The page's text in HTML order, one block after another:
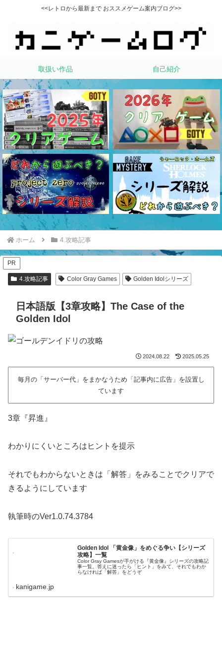
<<レトロから最新まで おススメゲーム案内ブログ>>
取扱い作品 自己紹介
ホーム 4.攻略記事
PR
4.攻略記事 Color Gray Games Golden Idolシリーズ
日本語版【3章攻略】The Case of the
Golden Idol
2024.08.22 2025.05.25
毎月の「サーバー代」をまかなうため「記事内に広告」を設置し
ています
3章『昇進』
わかりにくいところはヒントを提示
それでもわからないときは「解答」をみることでクリアで
きるようにしています
執筆時のVer1.0.74.3784
Golden Idol 「黄金像」をめぐる争い【シリーズ
攻略】一覧
Color Gray Gamesが手がける『黄金像』シリーズの攻略記
事一覧。答えに迷ったら「ヒント」をみて、それでもわか
らなければ「解答」をどうぞ
kanigame.jp